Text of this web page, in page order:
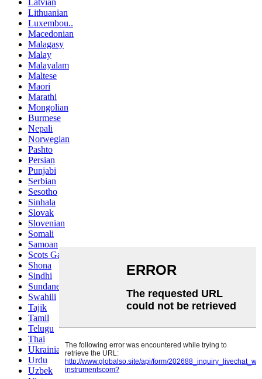
Latvian
Lithuanian
Luxembou..
Macedonian
Malagasy
Malay
Malayalam
Maltese
Maori
Marathi
Mongolian
Burmese
Nepali
Norwegian
Pashto
Persian
Punjabi
Serbian
Sesotho
Sinhala
Slovak
Slovenian
Somali
Samoan
Scots Gaelic
Shona
Sindhi
Sundanese
Swahili
Tajik
Tamil
Telugu
Thai
Ukrainian
Urdu
Uzbek